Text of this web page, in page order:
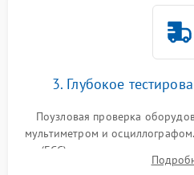
3. Глубокое
Поузловая проверка
мультиметром и
(ECC) и состояния
специализированными